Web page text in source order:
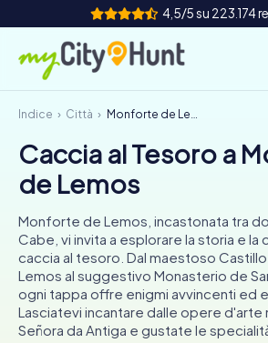
4,5/5 su 223.174
Come funziona
Città
Team Building
Biglietti
INT AT CH
Indice Città Monforte de Lemos
Caccia al Tesoro a
de Lemos
Monforte de Lemos, incastonata tra
Cabe, vi invita a esplorare la storia e la
caccia al tesoro. Dal maestoso
Lemos al suggestivo Monasterio de
ogni tappa offre enigmi avvincenti ed
Lasciatevi incantare dalle opere d'arte
Señora da Antiga e gustate le specialità